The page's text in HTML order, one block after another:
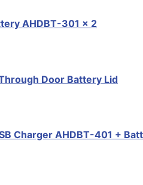
AHDBT-301 x 2
Door Battery Lid
Charger AHDBT-401 +